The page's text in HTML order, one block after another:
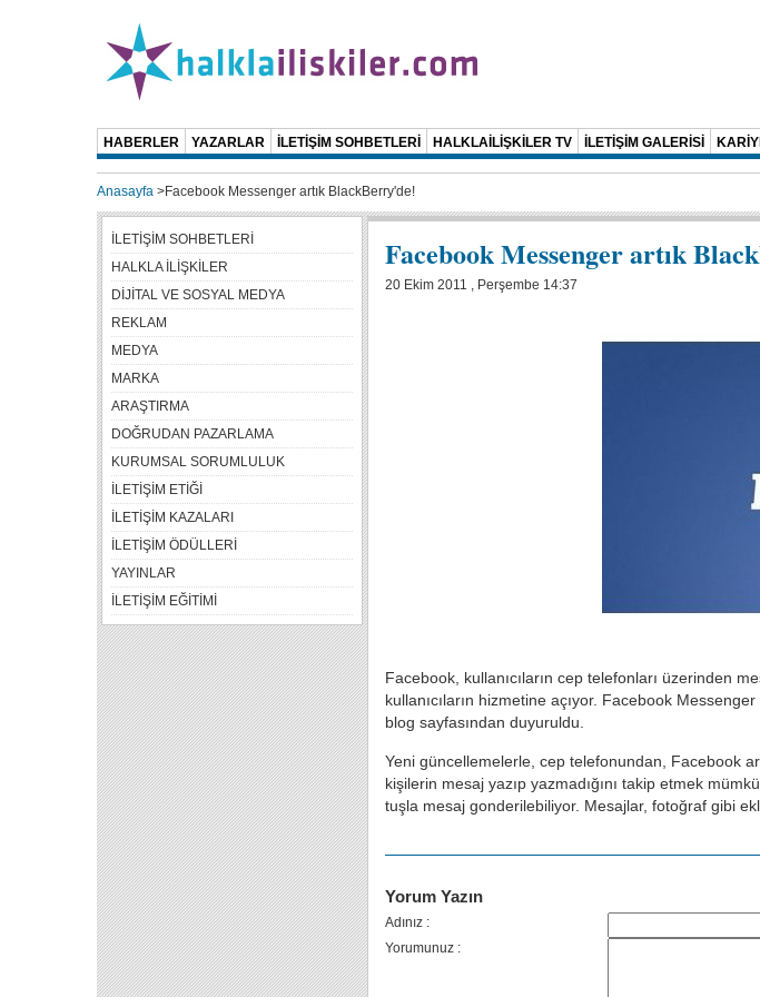
HABERLER YAZARLAR İLETİŞİM SOHBETLERİ HALKLAİLİŞKİLER TV İLETİŞİM GALERİSİ
Anasayfa >Facebook Messenger artık BlackBerry'de!
Facebook Messenger artık
20 Ekim 2011 , Perşembe 14:37
Facebook, kullanıcıların cep telefonları üzerinden
kullanıcıların hizmetine açıyor. Facebook
blog sayfasından duyuruldu.
Yeni güncellemelerle, cep telefonundan, Facebook
kişilerin mesaj yazıp yazmadığını takip etmek
tuşla mesaj gonderilebiliyor. Mesajlar, fotoğraf gibi
Yorum Yazın
Adınız :
Yorumunuz :
İLETİŞİM SOHBETLERİ
HALKLA İLİŞKİLER
DİJİTAL VE SOSYAL MEDYA
REKLAM
MEDYA
MARKA
ARAŞTIRMA
DOĞRUDAN PAZARLAMA
KURUMSAL SORUMLULUK
İLETİŞİM ETİĞİ
İLETİŞİM KAZALARI
İLETİŞİM ÖDÜLLERİ
YAYINLAR
İLETİŞİM EĞİTİMİ